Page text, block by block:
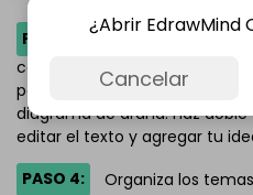
PASO 3:
Después de elegir
comienza a personalizarla
por agregar tu idea central o
diagrama de araña. Haz
editar el texto y agregar tu
PASO 4:
Organiza los
¿Abrir EdrawMind
Cancelar